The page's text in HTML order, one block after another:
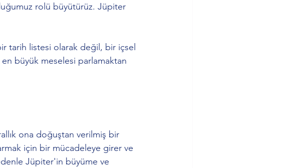
rolü büyütürüz. Jüpiter
tarih listesi olarak değil, bir içsel
büyük meselesi parlamaktan
ona doğuştan verilmiş bir
için bir mücadeleye girer ve
Jüpiter'in büyüme ve